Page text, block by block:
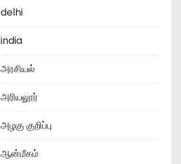
delhi
india
அரசியல்
அரியலூர்
அழகு குறிப்பு
ஆன்மீகம்